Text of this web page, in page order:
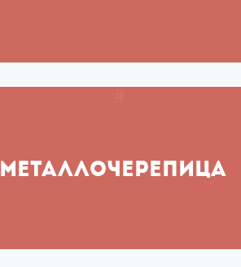
МЕТАЛЛОЧЕРЕПИЦА